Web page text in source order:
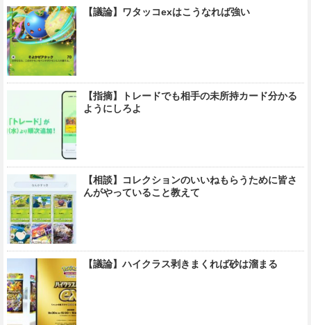
【議論】ワタッコexはこうなれば強い
【指摘】トレードでも相手の未所持カード分かる
ようにしろよ
【相談】コレクションのいいねもらうために皆さ
んがやっていること教えて
【議論】ハイクラス剥きまくれば砂は溜まる